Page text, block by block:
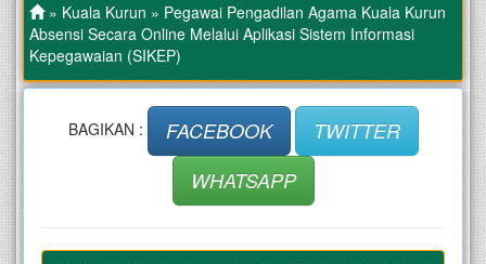
» Kuala Kurun » Pegawai Pengadilan Agama Kuala Kurun
Absensi Secara Online Melalui Aplikasi Sistem Informasi
Kepegawaian (SIKEP)
BAGIKAN : FACEBOOK
TWITTER
WHATSAPP